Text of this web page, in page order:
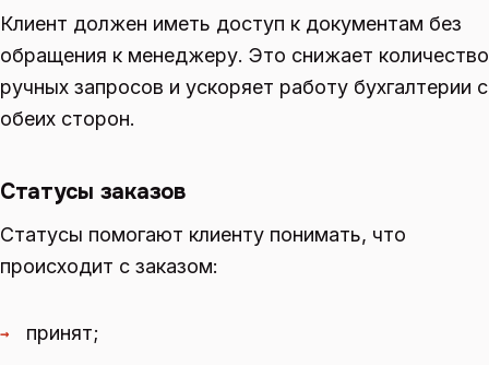
Клиент должен иметь доступ к документам без
обращения к менеджеру. Это снижает количество
ручных запросов и ускоряет работу бухгалтерии с
обеих сторон.
Статусы заказов
Статусы помогают клиенту понимать, что
происходит с заказом:
→ принят;